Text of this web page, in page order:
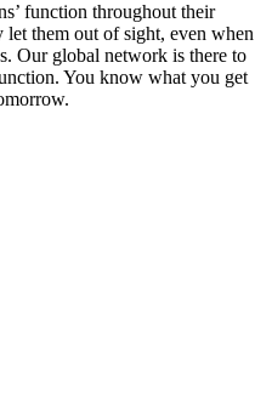
function throughout their
them out of sight, even when
Our global network is there to
You know what you get